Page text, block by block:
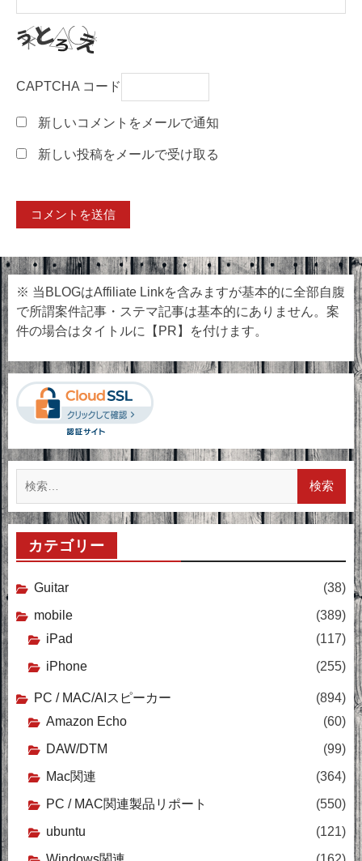
CAPTCHA コード
新しいコメントをメールで通知
新しい投稿をメールで受け取る
※ 当BLOGはAffiliate Linkを含みますが基本的に全部自腹
で所謂案件記事・ステマ記事は基本的にありません。案
件の場合はタイトルに【PR】を付けます。
検
カテゴリー
Guitar
(38)
mobile
(389)
iPad
(117)
iPhone
(255)
PC / MAC/AIスピーカー
(894)
Amazon Echo
(60)
DAW/DTM
(99)
Mac関連
(364)
PC / MAC関連製品リポート
(550)
ubuntu
(121)